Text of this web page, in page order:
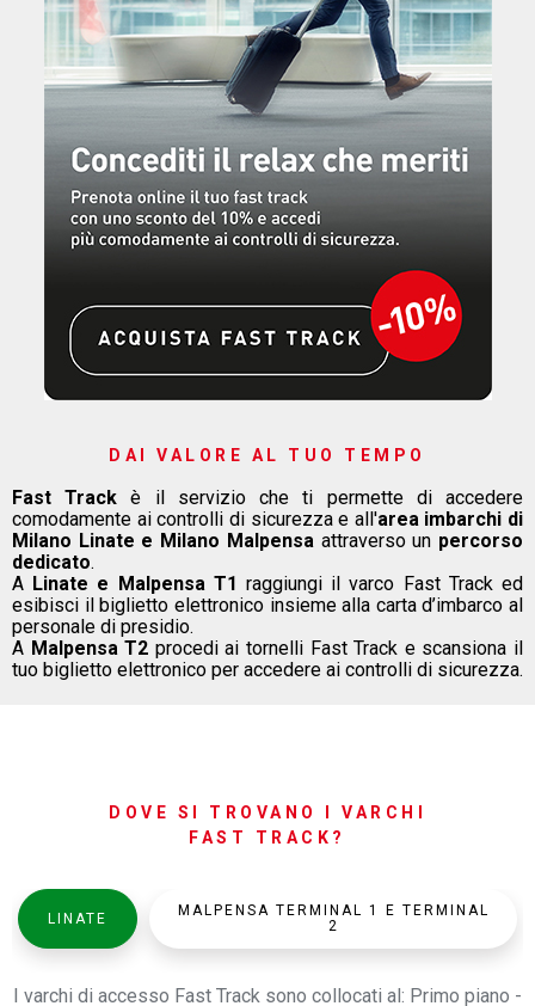
DAI VALORE AL TUO TEMPO
Fast Track è il servizio che ti permette di accedere
comodamente ai controlli di sicurezza e all'area imbarchi di
Milano Linate e Milano Malpensaattraverso un percorso
dedicato.
A Linate e Malpensa T1 raggiungi il varco Fast Track ed
esibisci il biglietto elettronico insieme alla carta d’imbarco al
personale di presidio.
A Malpensa T2 procedi ai tornelli Fast Track e scansiona il
tuo biglietto elettronico per accedere ai controlli di sicurezza.
DOVE SI TROVANO I VARCHI
FAST TRACK?
LINATE
MALPENSA TERMINAL 1 E TERMINAL
2
I varchi di accesso Fast Track sono collocati al: Primo piano -